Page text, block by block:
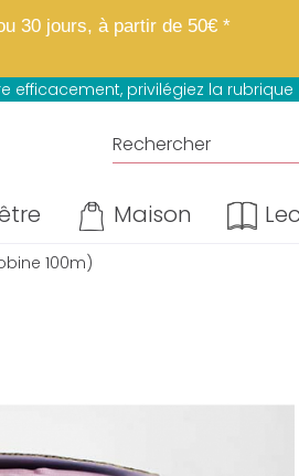
fait peau neuve. Mêmes matières,
30 jours, à partir de 50€ *
en 4 fois sans frais*
efficacement, privilégiez la rubrique
Maison
100m)